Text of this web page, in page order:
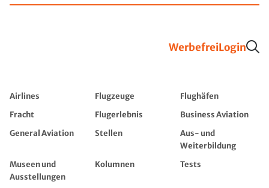
WerbefreiLogin
Airlines Flugzeuge
Flughäfen
Fracht
Flugerlebnis
Business Aviation
General Aviation
Stellen
Aus- und
Weiterbildung
Museen und
Ausstellungen
Kolumnen Tests